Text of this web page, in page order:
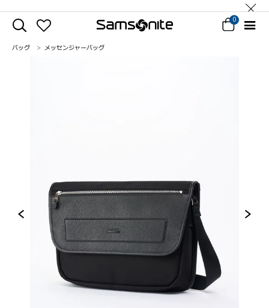
0
バッグ メッセンジャーバッグ